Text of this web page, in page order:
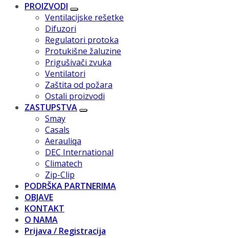
PROIZVODI
Ventilacijske rešetke
Difuzori
Regulatori protoka
Protukišne žaluzine
Prigušivači zvuka
Ventilatori
Zaštita od požara
Ostali proizvodi
ZASTUPSTVA
Smay
Casals
Aerauliqa
DEC International
Climatech
Zip-Clip
PODRŠKA PARTNERIMA
OBJAVE
KONTAKT
O NAMA
Prijava / Registracija